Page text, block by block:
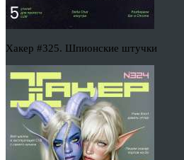
Хакер #325. Шпионские штучки